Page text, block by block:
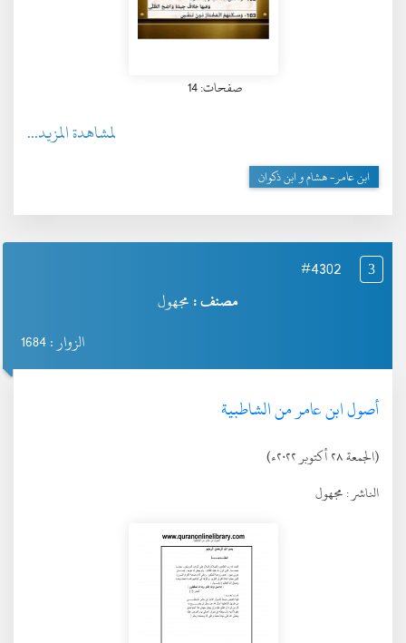
صفحات: 14
لمشاهدة المزيد...
ابن عامر- هشام و ابن ذكوان
3
#4302
مصنف : مجهول
الزوار : 1684
أصول ابن عامر من الشاطبية
(الجمعة ٢٨ أكتوبر ٢٠٢٢ء)
الناشر :مجهول